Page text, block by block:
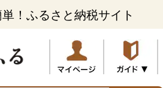
！ふるさと納税サイト